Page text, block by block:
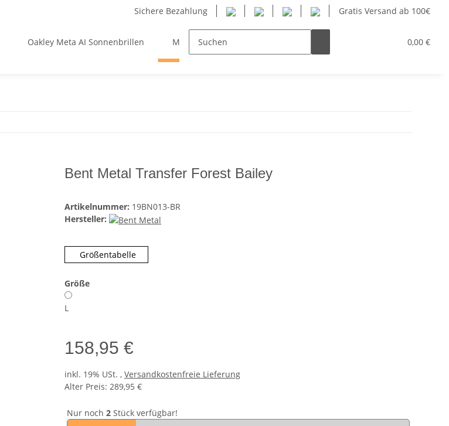
Sichere Bezahlung Gratis Versand ab 100€
0,00 €
Oakley Meta AI Sonnenbrillen Männer
Bent Metal Transfer Forest Bailey
Artikelnummer: 19BN013-BR
Hersteller:
Größentabelle
Größe
L
158,95 €
inkl. 19% USt. , Versandkostenfreie Lieferung
Alter Preis: 289,95 €
Nur noch 2 Stück verfügbar!